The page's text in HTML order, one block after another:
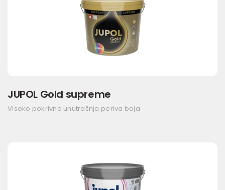
JUPOL Gold supreme
Visoko pokrivna unutrašnja periva boja